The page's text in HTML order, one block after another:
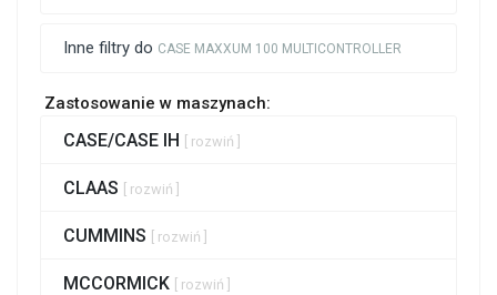
Inne filtry do CASE MAXXUM 100 MULTICONTROLLER
Zastosowanie w maszynach:
CASE/CASE IH [ rozwiń ]
CLAAS [ rozwiń ]
CUMMINS [ rozwiń ]
MCCORMICK [ rozwiń ]